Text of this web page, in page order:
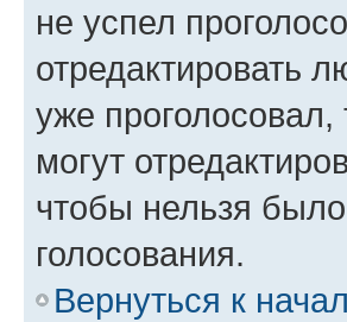
не успел
отредактировать
уже
могут
чтобы нельзя
голосования.
Вернуться к